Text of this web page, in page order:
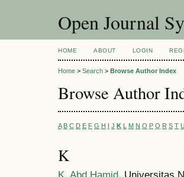
Open Journal
HOME ABOUT LOGIN
Home > Search > Browse Author Index
Browse Author
A B C D E F G H I J K L M N O P Q R S T U
K